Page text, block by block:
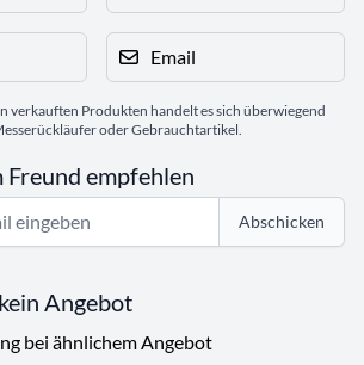
Email
verkauften Produkten handelt es sich überwiegend
oder Gebrauchtartikel.
empfehlen
Abschicken
Angebot
bei ähnlichem Angebot